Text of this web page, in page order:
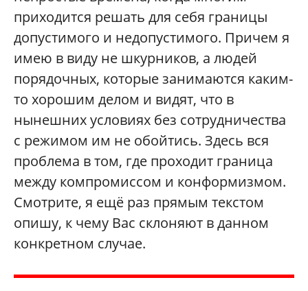
приходится решать для себя границы
допустимого и недопустимого. Причем я
имею в виду не шкурников, а людей
порядочных, которые занимаются каким-
то хорошим делом и видят, что в
нынешних условиях без сотрудничества
с режимом им не обойтись. Здесь вся
проблема в том, где проходит граница
между компромиссом и конформизмом.
Смотрите, я ещё раз прямым текстом
опишу, к чему Вас склоняют в данном
конкретном случае.